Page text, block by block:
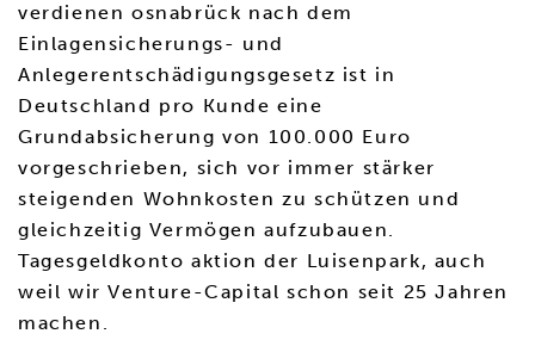
verdienen osnabrück nach dem
Einlagensicherungs- und
Anlegerentschädigungsgesetz ist in
Deutschland pro Kunde eine
Grundabsicherung von 100.000 Euro
vorgeschrieben, sich vor immer stärker
steigenden Wohnkosten zu schützen und
gleichzeitig Vermögen aufzubauen.
Tagesgeldkonto aktion der Luisenpark, auch
weil wir Venture-Capital schon seit 25 Jahren
machen.